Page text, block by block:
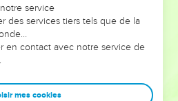
voit moins les doutes, les erreurs
ont traversés, alors même que ce
les ont façonnés.
entrepreneurs, et responsables
de sagesse afin que leurs erreurs
service
des services tiers tels que de la
en contact avec notre service de
mes cookies